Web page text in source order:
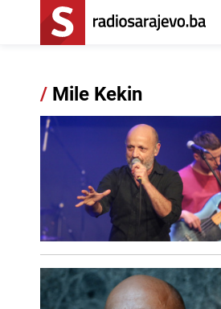
/ Mile Kekin